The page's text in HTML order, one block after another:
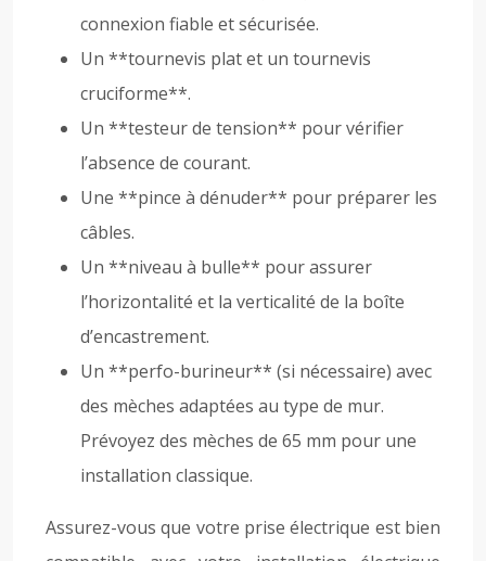
connexion fiable et sécurisée.
Un **tournevis plat et un tournevis
cruciforme**.
Un **testeur de tension** pour vérifier
l’absence de courant.
Une **pince à dénuder** pour préparer les
câbles.
Un **niveau à bulle** pour assurer
l’horizontalité et la verticalité de la boîte
d’encastrement.
Un **perfo-burineur** (si nécessaire) avec
des mèches adaptées au type de mur.
Prévoyez des mèches de 65 mm pour une
installation classique.
Assurez-vous que votre prise électrique est bien